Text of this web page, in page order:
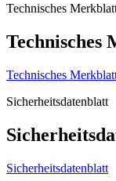
Technisches
Technisches
Technisches
Sicherheitsdatenblatt
Sicherheitsdatenblatt